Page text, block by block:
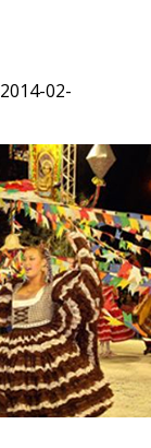
2014-02-